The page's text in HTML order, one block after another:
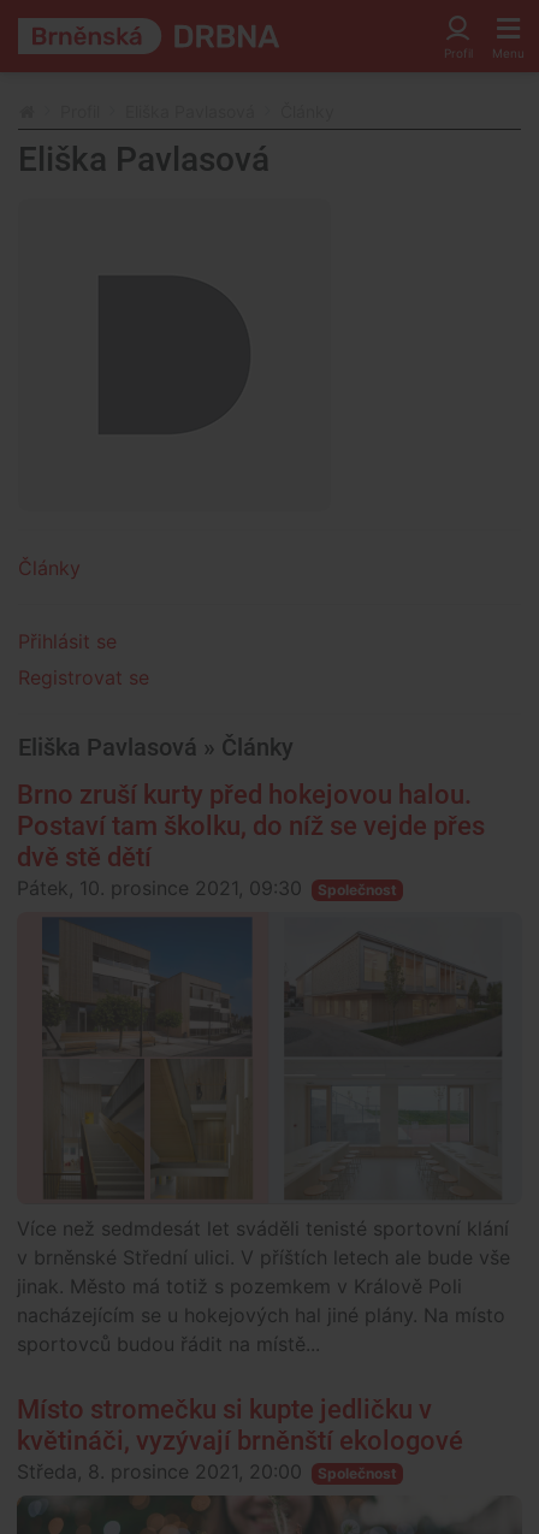
Eliška Pavlasová
Články
Přihlásit se
Registrovat se
Eliška Pavlasová » Články
Brno zruší kurty před hokejovou halou.
Postaví tam školku, do níž se vejde přes
dvě stě dětí
Pátek, 10. prosince 2021, 09:30 Společnost
Více než sedmdesát let sváděli tenisté sportovní klání
v brněnské Střední ulici. V příštích letech ale bude vše
jinak. Město má totiž s pozemkem v Králově Poli
nacházejícím se u hokejových hal jiné plány. Na místo
sportovců budou řádit na místě...
Místo stromečku si kupte jedličku v
květináči, vyzývají brněnští ekologové
Středa, 8. prosince 2021, 20:00 Společnost